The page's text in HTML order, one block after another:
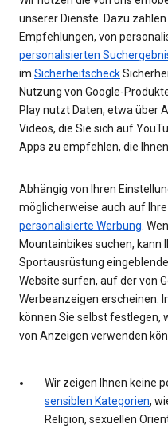
unserer Dienste. Dazu
Empfehlungen, von
personalisierten
im Sicherheitscheck
Nutzung von Google-
Play nutzt Daten, etwa über
Videos, die Sie sich auf
Apps zu empfehlen, die
Abhängig von Ihren
möglicherweise auch auf
personalisierte Werbung .
Mountainbikes suchen, kann
Sportausrüstung
Website surfen, auf der von
Werbeanzeigen erscheinen.
können Sie selbst festlegen,
von Anzeigen verwenden
Wir zeigen Ihnen keine
sensiblen Kategorien,
Religion, sexuellen